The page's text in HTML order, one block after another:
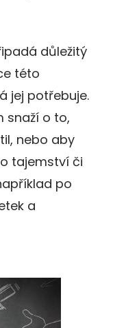
důležitý
této
jej potřebuje.
snaží o to,
nebo aby
tajemství či
po
a